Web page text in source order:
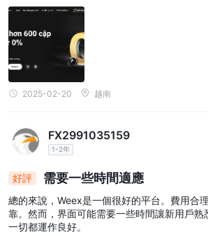
2025-02-20 越南
FX2991035159
1-2年
好評 需要一些時間適應
總的來說，Weex是一個很好的平台。費用合
靠。然而，界面可能需要一些時間讓新用戶熟
一切都運作良好。